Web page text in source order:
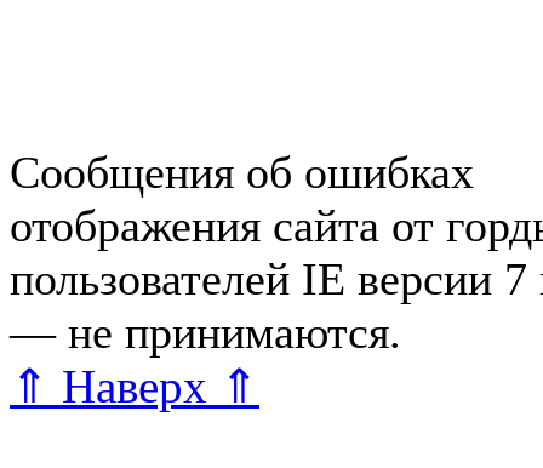
Сообщения об ошибках
отображения сайта от
пользователей IE версии
— не принимаются.
⇑ Наверх ⇑